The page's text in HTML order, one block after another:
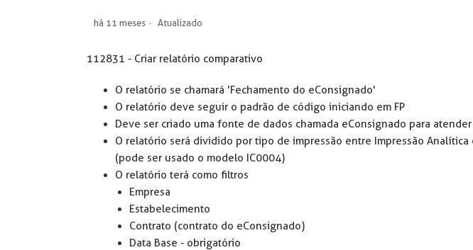
há 11 meses Atualizado
112831 - Criar relatório comparativo
O relatório se chamará 'Fechamento do eConsignado'
O relatório deve seguir o padrão de código iniciando em FP
Deve ser criado uma fonte de dados chamada eConsignado para
O relatório será dividido por tipo de impressão entre Impressão Analítica
(pode ser usado o modelo IC0004)
O relatório terá como filtros
Empresa
Estabelecimento
Contrato (contrato do eConsignado)
Data Base - obrigatório